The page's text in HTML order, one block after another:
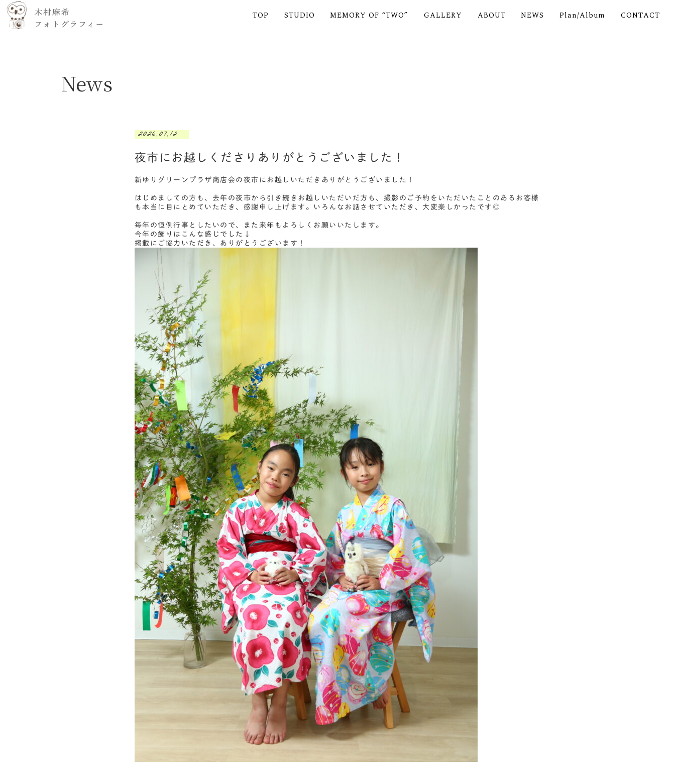
TOP STUDIO MEMORY OF “TWO” GALLERY ABOUT NEWS Plan/Album CONTACT
News
2026.07.12
夜市にお越しくださりありがとうございました！
新ゆりグリーンプラザ商店会の夜市にお越しいただきありがとうございました！
はじめましての方も、去年の夜市から引き続きお越しいただいだ方も、撮影のご予約をいただいたことのあるお客様
も本当に目にとめていただき、感謝申し上げます。いろんなお話させていただき、大変楽しかったです◎
毎年の恒例行事としたいので、また来年もよろしくお願いいたします。
今年の飾りはこんな感じでした↓
掲載にご協力いただき、ありがとうございます！